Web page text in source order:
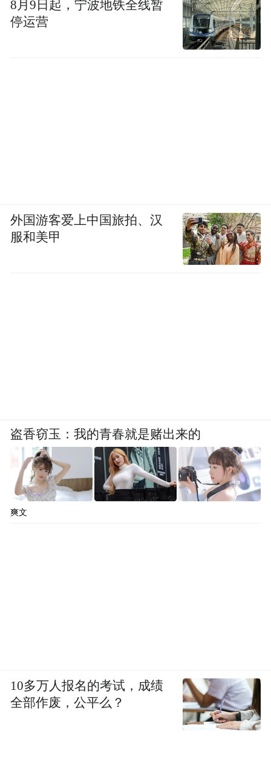
8月9日起，宁波地铁全线暂
停运营
外国游客爱上中国旅拍、汉
服和美甲
盗香窃玉：我的青春就是赌出来的
爽文
10多万人报名的考试，成绩
全部作废，公平么？